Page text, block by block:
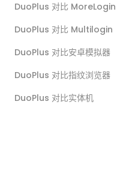
DuoPlus 对比 MoreLogin
DuoPlus 对比 Multilogin
DuoPlus 对比安卓模拟器
DuoPlus 对比指纹浏览器
DuoPlus 对比实体机